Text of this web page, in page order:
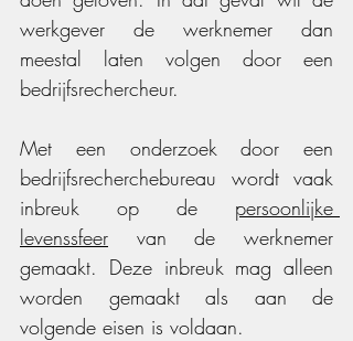
werkgever de werknemer dan
meestal laten volgen door een
bedrijfsrechercheur.
Met een onderzoek door een
bedrijfsrecherchebureau wordt vaak
inbreuk op de persoonlijke
levenssfeer van de werknemer
gemaakt. Deze inbreuk mag alleen
worden gemaakt als aan de
volgende eisen is voldaan.